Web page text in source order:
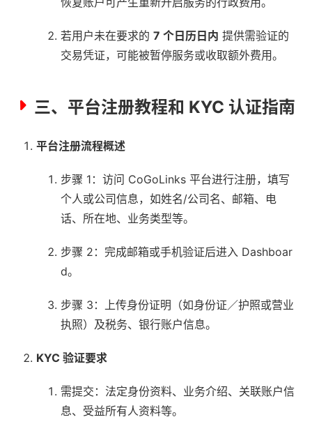
若用户未在要求的 7 个日历日内 提供需验证的
交易凭证，可能被暂停服务或收取额外费用。
三、平台注册教程和 KYC 认证指南
平台注册流程概述
步骤 1：访问 CoGoLinks 平台进行注册，填写
个人或公司信息，如姓名/公司名、邮箱、电
话、所在地、业务类型等。
步骤 2：完成邮箱或手机验证后进入 Dashboar
d。
步骤 3：上传身份证明（如身份证／护照或营业
执照）及税务、银行账户信息。
KYC 验证要求
需提交：法定身份资料、业务介绍、关联账户信
息、受益所有人资料等。